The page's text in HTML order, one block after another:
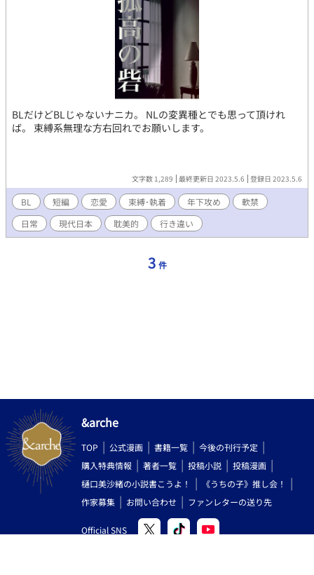
BLだけどBLじゃないナニカ。 NLの変異種とでも思って頂けれ
ば。 束縛系無理な方右回れでお願いします。
文字数 1,289 最終更新日 2023.5.6 登録日 2023.5.6
BL 短編 恋愛 束縛･執着 年下攻め
軟禁
日常
現代日本 耽美的 行き違い
3 件
&arche
TOP 公式漫画 書籍一覧
今後の刊行予定
購入特典情報
著者一覧 投稿小説
投稿漫画
樋口美沙緒の小説書こうよ！
《うちの子》推し会！
作家募集
お問い合わせ ファンレターの送り先
Official SNS